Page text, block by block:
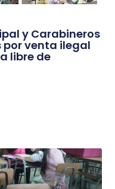
y Carabineros
venta ilegal
libre de